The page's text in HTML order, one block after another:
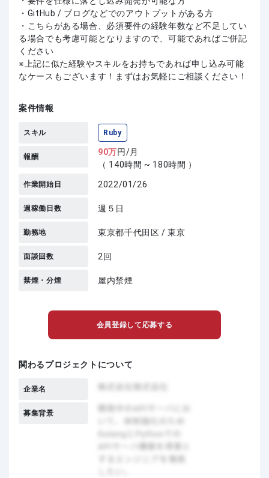
・GitHub / ブログなどでのアウトプットがある方
・こちらがある場合、必須要件の経験年数など不足してい
る場合でも考慮可能となりますので、可能であればご併記
ください
上記に似た経験やスキルをお持ちであれば申し込み可能
なケースもございます！まずはお気軽にご相談ください！
案件情報
スキル Ruby
報酬 90万円/月
（ 140時間 ~ 180時間 ）
作業開始日 2022/01/26
週稼働日数 週５日
勤務地 東京都千代田区 / 東京
面談回数 2回
禁煙・分煙 屋内禁煙
会員登録して応募する
関わるプロジェクトについて
企業名
募集背景